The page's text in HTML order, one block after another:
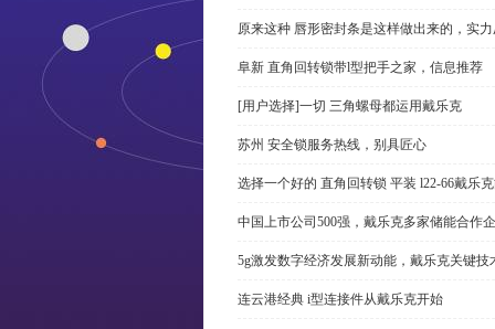
原来这种 唇形密封条是这样做出来的，实
阜新 直角回转锁带l型把手之家，信息推荐
[用户选择]一切 三角螺母都运用戴乐克
苏州 安全锁服务热线，别具匠心
选择一个好的 直角回转锁 平装 l22-66戴乐
中国上市公司500强，戴乐克多家储能合作
5g激发数字经济发展新动能，戴乐克关键技
连云港经典 i型连接件从戴乐克开始